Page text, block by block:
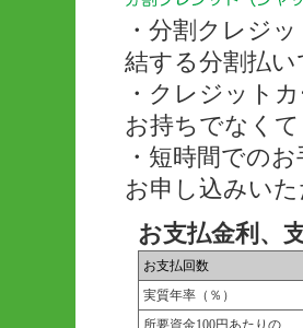
・分割クレジ
結する分割払い
・クレジット
お持ちでなく
・短時間での
お申し込みい
お支払金利、
お支払回数
実質年率（％）
所要資金100円あたりの